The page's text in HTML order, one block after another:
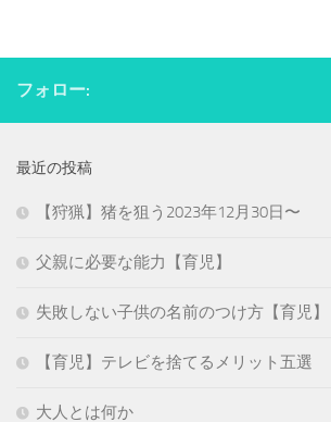
フォロー:
最近の投稿
【狩猟】猪を狙う2023年12月30日〜
父親に必要な能力【育児】
失敗しない子供の名前のつけ方【育児】
【育児】テレビを捨てるメリット五選
大人とは何か